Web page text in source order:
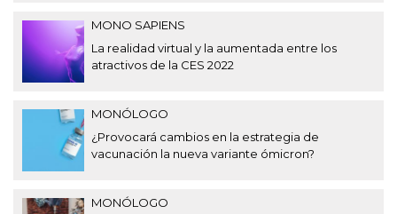
MONO SAPIENS
La realidad virtual y la aumentada entre los
atractivos de la CES 2022
MONÓLOGO
¿Provocará cambios en la estrategia de
vacunación la nueva variante ómicron?
MONÓLOGO